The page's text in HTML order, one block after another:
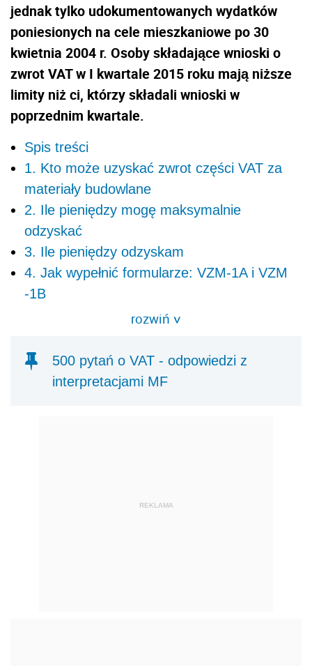
jednak tylko udokumentowanych wydatków
poniesionych na cele mieszkaniowe po 30
kwietnia 2004 r. Osoby składające wnioski o
zwrot VAT w I kwartale 2015 roku mają niższe
limity niż ci, którzy składali wnioski w
poprzednim kwartale.
Spis treści
1. Kto może uzyskać zwrot części VAT za
materiały budowlane
2. Ile pieniędzy mogę maksymalnie
odzyskać
3. Ile pieniędzy odzyskam
4. Jak wypełnić formularze: VZM-1A i VZM
-1B
rozwiń>
500 pytań o VAT - odpowiedzi z
interpretacjami MF
REKLAMA